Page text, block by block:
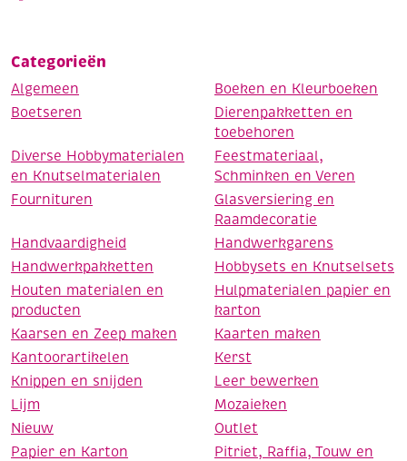
Categorieën
Algemeen
Boeken en Kleurboeken
Boetseren
Dierenpakketten en
toebehoren
Diverse Hobbymaterialen
en Knutselmaterialen
Feestmateriaal,
Schminken en Veren
Fournituren
Glasversiering en
Raamdecoratie
Handvaardigheid
Handwerkgarens
Handwerkpakketten
Hobbysets en Knutselsets
Houten materialen en
producten
Hulpmaterialen papier en
karton
Kaarsen en Zeep maken
Kaarten maken
Kantoorartikelen
Kerst
Knippen en snijden
Leer bewerken
Lijm
Mozaieken
Nieuw
Outlet
Papier en Karton
Pitriet, Raffia, Touw en